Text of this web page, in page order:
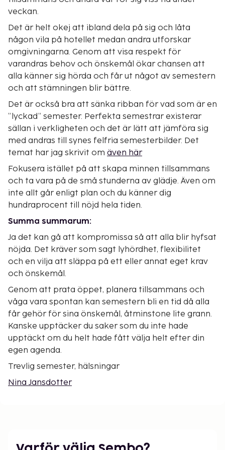
veckan.
Det är helt okej att ibland dela på sig och låta
någon vila på hotellet medan andra utforskar
omgivningarna. Genom att visa respekt för
varandras behov och önskemål ökar chansen att
alla känner sig hörda och får ut något av semestern
och att stämningen blir bättre.
Det är också bra att sänka ribban för vad som är en
”lyckad” semester. Perfekta semestrar existerar
sällan i verkligheten och det är lätt att jämföra sig
med andras till synes felfria semesterbilder. Det
temat har jag skrivit om även här
Fokusera istället på att skapa minnen tillsammans
och ta vara på de små stunderna av glädje. Även om
inte allt går enligt plan och du känner dig
hundraprocent till nöjd hela tiden.
Summa summarum:
Ja det kan gå att kompromissa så att alla blir hyfsat
nöjda. Det kräver som sagt lyhördhet, flexibilitet
och en vilja att släppa på ett eller annat eget krav
och önskemål.
Genom att prata öppet, planera tillsammans och
våga vara spontan kan semestern bli en tid då alla
får gehör för sina önskemål, åtminstone lite grann.
Kanske upptäcker du saker som du inte hade
upptäckt om du helt hade fått välja helt efter din
egen agenda.
Trevlig semester, hälsningar
Nina Jansdotter